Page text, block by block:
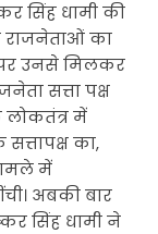
सिंह धामी की
राजनेताओं का
उनसे मिलकर
सत्ता पक्ष
लोकतंत्र में
का,
में
अबकी बार
सिंह धामी ने